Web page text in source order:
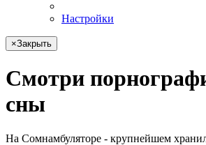
Настройки
×Закрыть
Смотри
сны
На Сомнамбуляторе - крупнейшем